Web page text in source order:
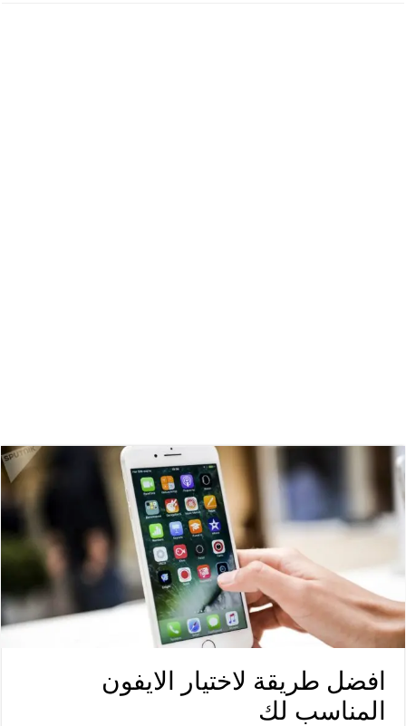
افضل طريقة لاختيار الايفون
المناسب لك